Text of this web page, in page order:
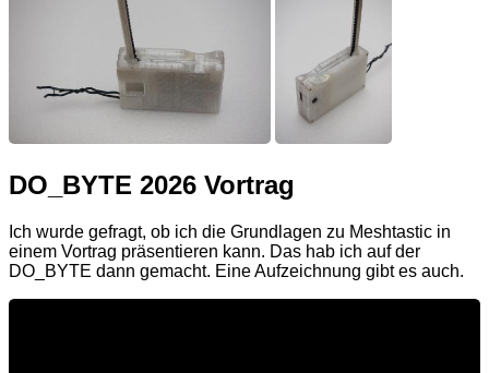
DO_BYTE 2026 Vortrag
Ich wurde gefragt, ob ich die Grundlagen zu Meshtastic in
einem Vortrag präsentieren kann. Das hab ich auf der
DO_BYTE dann gemacht. Eine Aufzeichnung gibt es auch.